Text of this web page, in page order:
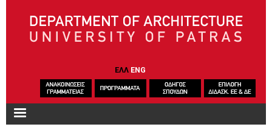
ΕΛΛ ENG